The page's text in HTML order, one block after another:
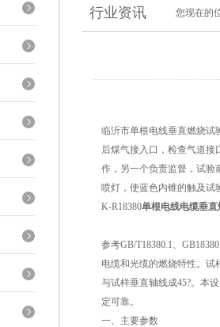
行业资讯 您现在的
临沂市单根电线垂直燃烧试
后煤气接入口，检查气道
作，另一个负责监督，试验
喷灯，使蓝色内锥的触及试
K-R18380单根电线电缆垂
参考GB/T18380.1、
电缆和光缆的燃烧特性。
与试样垂直轴线成45?。本
定可靠。
一、主要参数